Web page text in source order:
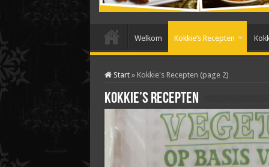
Welkom Kokkie’s Recepten
Start » Kokkie's Recepten (page 2)
Kokkie’s Recepten